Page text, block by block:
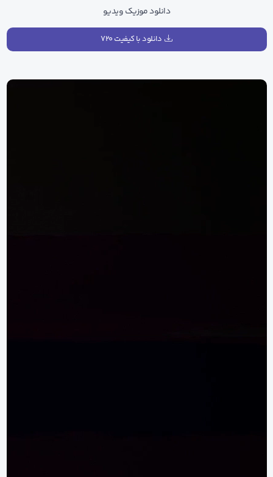
دانلود موزیک ویدیو
دانلود با کیفیت ۷۲۰